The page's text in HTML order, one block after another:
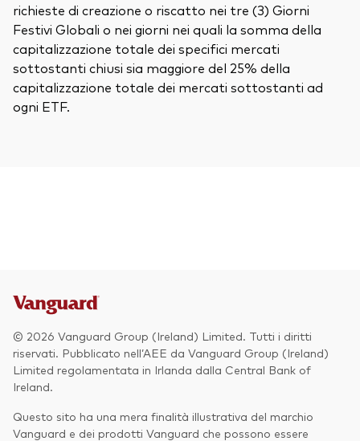
richieste di creazione o riscatto nei tre (3) Giorni
Festivi Globali o nei giorni nei quali la somma della
capitalizzazione totale dei specifici mercati
sottostanti chiusi sia maggiore del 25% della
capitalizzazione totale dei mercati sottostanti ad
ogni ETF.
© 2026 Vanguard Group (Ireland) Limited. Tutti i diritti
riservati. Pubblicato nell’AEE da Vanguard Group (Ireland)
Limited regolamentata in Irlanda dalla Central Bank of
Ireland.
Questo sito ha una mera finalità illustrativa del marchio
Vanguard e dei prodotti Vanguard che possono essere